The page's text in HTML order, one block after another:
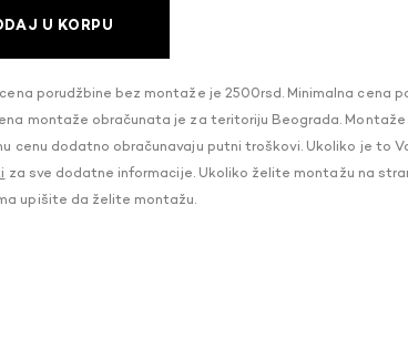
U KORPU
porudžbine bez montaže je 2500rsd. Minimalna cena
montaže obračunata je za teritoriju Beograda. Montaže
cenu dodatno obračunavaju putni troškovi. Ukoliko je to
za sve dodatne informacije. Ukoliko želite montažu na
upišite da želite montažu.